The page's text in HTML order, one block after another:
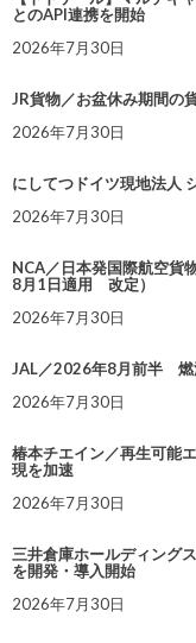
とのAPI連携を開始
2026年7月30日
JR貨物／お盆休み期間の
2026年7月30日
にしてつドイツ現地法人
2026年7月30日
NCA／日本発国際航空貨
8月1日適用 改定）
2026年7月30日
JAL／2026年8月前半 燃
2026年7月30日
椿本チエイン／再生可能
現を加速
2026年7月30日
三井倉庫ホールディング
を開発・導入開始
2026年7月30日